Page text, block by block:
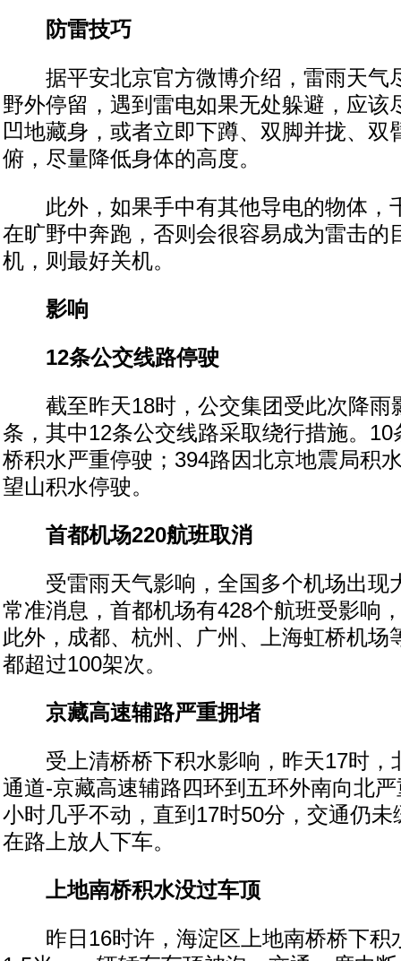
防雷技巧
据平安北京官方微博介绍，雷雨天气
野外停留，遇到雷电如果无处躲避，应该
凹地藏身，或者立即下蹲、双脚并拢、双
俯，尽量降低身体的高度。
此外，如果手中有其他导电的物体，
在旷野中奔跑，否则会很容易成为雷击的
机，则最好关机。
影响
12条公交线路停驶
截至昨天18时，公交集团受此次降雨
条，其中12条公交线路采取绕行措施。
桥积水严重停驶；394路因北京地震局积
望山积水停驶。
首都机场220航班取消
受雷雨天气影响，全国多个机场出现
常准消息，首都机场有428个航班受影响
此外，成都、杭州、广州、上海虹桥机场
都超过100架次。
京藏高速辅路严重拥堵
受上清桥桥下积水影响，昨天17时，
通道-京藏高速辅路四环到五环外南向北
小时几乎不动，直到17时50分，交通仍
在路上放人下车。
上地南桥积水没过车顶
昨日16时许，海淀区上地南桥桥下积